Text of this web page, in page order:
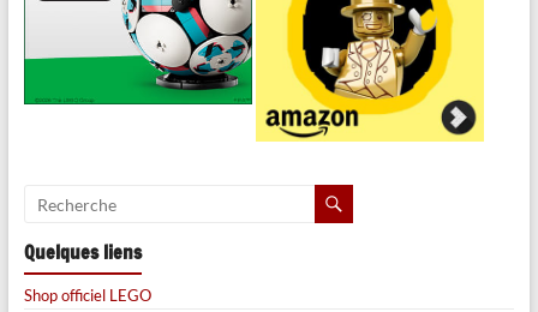
Quelques liens
Shop officiel LEGO